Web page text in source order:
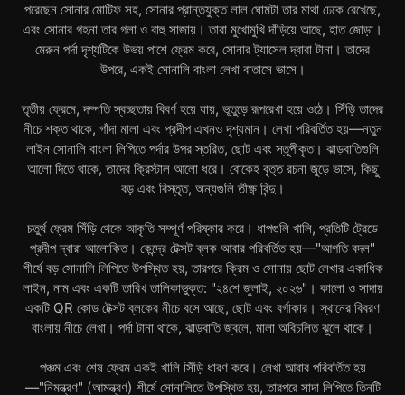
পরেছেন সোনার মোটিফ সহ, সোনার প্রান্তযুক্ত লাল ঘোমটা তার মাথা ঢেকে রেখেছে,
এবং সোনার গহনা তার গলা ও বাহু সাজায়। তারা মুখোমুখি দাঁড়িয়ে আছে, হাত জোড়া।
মেরুন পর্দা দৃশ্যটিকে উভয় পাশে ফ্রেম করে, সোনার ট্যাসেল দ্বারা টানা। তাদের
উপরে, একই সোনালি বাংলা লেখা বাতাসে ভাসে।
তৃতীয় ফ্রেমে, দম্পতি স্বচ্ছতায় বিবর্ণ হয়ে যায়, ভূতুড়ে রূপরেখা হয়ে ওঠে। সিঁড়ি তাদের
নীচে শক্ত থাকে, গাঁদা মালা এবং প্রদীপ এখনও দৃশ্যমান। লেখা পরিবর্তিত হয়—নতুন
লাইন সোনালি বাংলা লিপিতে পর্দার উপর স্তরিত, ছোট এবং স্তূপীকৃত। ঝাড়বাতিগুলি
আলো দিতে থাকে, তাদের ক্রিস্টাল আলো ধরে। বোকেহ বৃত্ত রচনা জুড়ে ভাসে, কিছু
বড় এবং বিস্তৃত, অন্যগুলি তীক্ষ্ণ বিন্দু।
চতুর্থ ফ্রেম সিঁড়ি থেকে আকৃতি সম্পূর্ণ পরিষ্কার করে। ধাপগুলি খালি, প্রতিটি ট্রেডে
প্রদীপ দ্বারা আলোকিত। কেন্দ্রে টেক্সট ব্লক আবার পরিবর্তিত হয়—"আগতি বদল"
শীর্ষে বড় সোনালি লিপিতে উপস্থিত হয়, তারপরে ক্রিম ও সোনায় ছোট লেখার একাধিক
লাইন, নাম এবং একটি তারিখ তালিকাভুক্ত: "২৪শে জুলাই, ২০২৬"। কালো ও সাদায়
একটি QR কোড টেক্সট ব্লকের নীচে বসে আছে, ছোট এবং বর্গাকার। স্থানের বিবরণ
বাংলায় নীচে লেখা। পর্দা টানা থাকে, ঝাড়বাতি জ্বলে, মালা অবিচলিত ঝুলে থাকে।
পঞ্চম এবং শেষ ফ্রেম একই খালি সিঁড়ি ধারণ করে। লেখা আবার পরিবর্তিত হয়
—"নিমন্ত্রণ" (আমন্ত্রণ) শীর্ষে সোনালিতে উপস্থিত হয়, তারপরে সাদা লিপিতে তিনটি